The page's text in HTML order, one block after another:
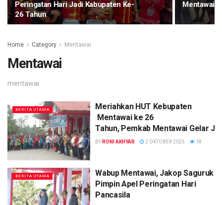
Peringatan Hari Jadi Kabupaten Ke-
26 Tahun
Mentawai,
Home Category Mentawai
Mentawai
mentawai
BERITA UTAMA
Meriahkan HUT Kebupaten
Mentawai ke 26
Tahun, Pemkab Mentawai Gelar
BY RONI AKHYAR 2 OKTOBER 2025 18
BERITA UTAMA
Wabup Mentawai, Jakop Saguruk
Pimpin Apel Peringatan Hari
Pancasila